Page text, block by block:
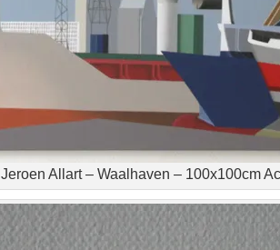
Jeroen Allart – Waalhaven – 100x100cm